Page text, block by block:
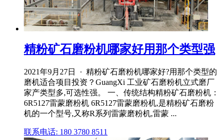
精粉矿石磨粉机哪家好用那个类型强
2021年9月27日 · 精粉矿石磨粉机哪家好?用那个类型的
磨机适合项目投资？GuangXi 工业矿石磨粉机立式磨厂
家产类型多,可选性强。 一、传统结构精粉矿石磨粉机：
6R5127雷蒙磨粉机 6R5127雷蒙磨粉机,是精粉矿石磨粉
机的一个型号,又称R系列雷蒙磨粉机,雷蒙 ...
联系电话: 180 3780 8511